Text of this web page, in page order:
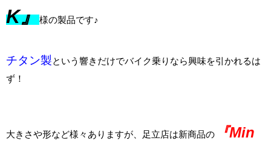
K』様の製品です♪
チタン製という響きだけでバイク乗りなら興味を引かれるは
ず！
大きさや形など様々ありますが、足立店は新商品の
『Min